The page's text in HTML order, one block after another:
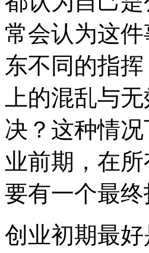
常会认为这
东不同的指
上的混乱与
决？这种情
业前期，在
要有一个最
创业初期最